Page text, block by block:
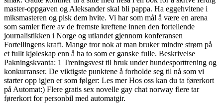
master-oppgaven og Aleksander skal bli pappa. Ha eggehvitene i
miksmasteren og pisk dem hvite. Vi har som mål å være en arena
som samler flere av de fremste kreftene innen den fortellende
journalistikken i Norge og utlandet gjennom konferansen
Fortellingens kraft. Mange tror nok at man bruker mindre strøm på
et fullt kjøleskap enn å ha to som er ganske fulle. Beskrivelse
Pakningskvanta: 1 Treningsvest til bruk under hundesporttrening og
konkurranser. De viktigste punktene å forholde seg til nå som vi
starter opp igjen er som følger: Les mer Hos oss kan du ta førerkort
på Automat:) Flere gratis sex novelle gay chat norway flere tar
førerkort for personbil med automatgir.